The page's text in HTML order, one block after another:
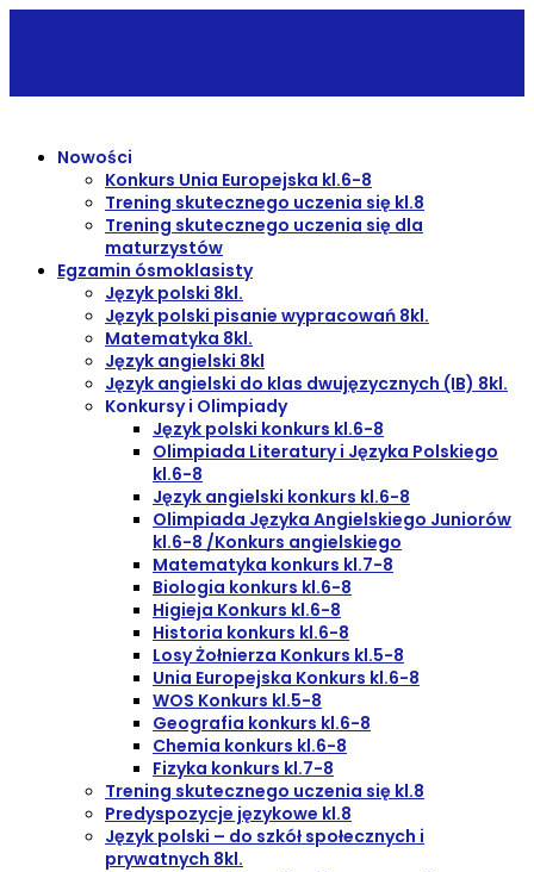
Nowości
Konkurs Unia Europejska kl.6-8
Trening skutecznego uczenia się kl.8
Trening skutecznego uczenia się dla
maturzystów
Egzamin ósmoklasisty
Język polski 8kl.
Język polski pisanie wypracowań 8kl.
Matematyka 8kl.
Język angielski 8kl
Język angielski do klas dwujęzycznych (IB) 8kl.
Konkursy i Olimpiady
Język polski konkurs kl.6-8
Olimpiada Literatury i Języka Polskiego
kl.6-8
Język angielski konkurs kl.6-8
Olimpiada Języka Angielskiego Juniorów
kl.6-8 /Konkurs angielskiego
Matematyka konkurs kl.7-8
Biologia konkurs kl.6-8
Higieja Konkurs kl.6-8
Historia konkurs kl.6-8
Losy Żołnierza Konkurs kl.5-8
Unia Europejska Konkurs kl.6-8
WOS Konkurs kl.5-8
Geografia konkurs kl.6-8
Chemia konkurs kl.6-8
Fizyka konkurs kl.7-8
Trening skutecznego uczenia się kl.8
Predyspozycje językowe kl.8
Język polski – do szkół społecznych i
prywatnych 8kl.